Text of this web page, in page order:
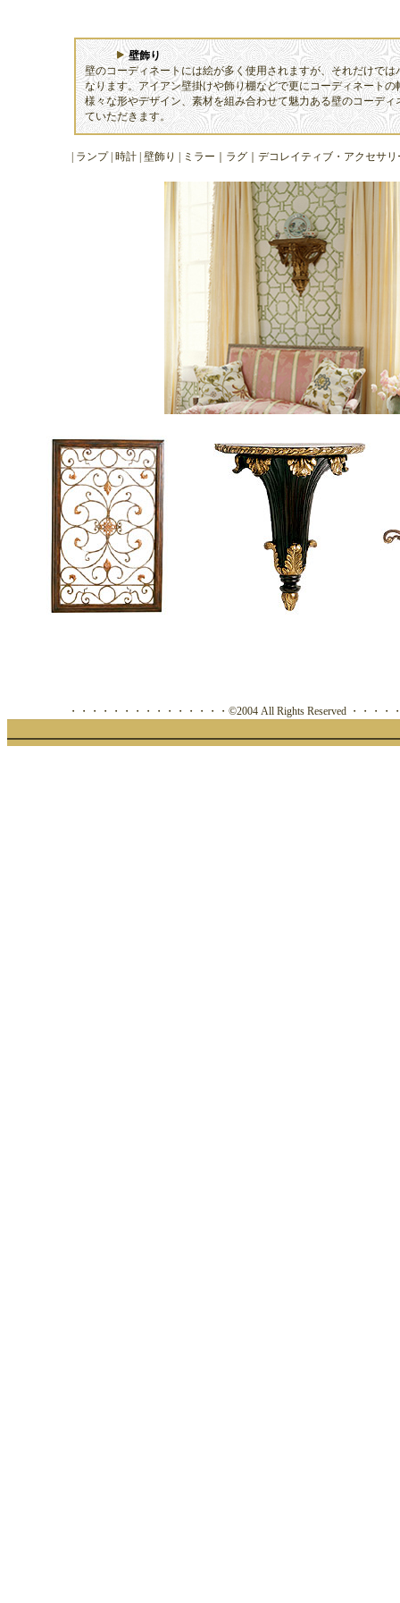
壁飾り
壁のコーディネートには絵が多く使用されますが、それだけでは
なります。アイアン壁掛けや飾り棚などで更にコーディネートの
様々な形やデザイン、素材を組み合わせて魅力ある壁のコーディ
ていただきます。
ランプ| 時計| 壁飾り | ミラー ラグ｜ デコレイティブ・アクセサリ
・・・・・・・・・・・・・・・©2004 All Rights Reserved ・・・・